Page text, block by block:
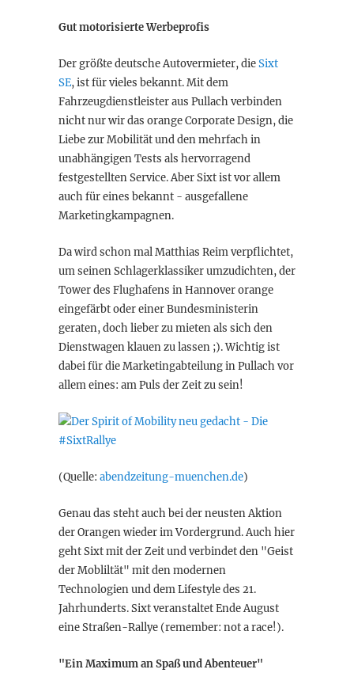
Gut motorisierte Werbeprofis
Der größte deutsche Autovermieter, dieSixt
SE, ist für vieles bekannt. Mit dem
Fahrzeugdienstleister aus Pullach verbinden
nicht nur wir das orange Corporate Design, die
Liebe zur Mobilität und den mehrfach in
unabhängigen Tests als hervorragend
festgestellten Service. Aber Sixt ist vor allem
auch für eines bekannt - ausgefallene
Marketingkampagnen.
Da wird schon mal Matthias Reim verpflichtet,
um seinen Schlagerklassiker umzudichten, der
Tower des Flughafens in Hannover orange
eingefärbt oder einer Bundesministerin
geraten, doch lieber zu mieten als sich den
Dienstwagen klauen zu lassen ;). Wichtig ist
dabei für die Marketingabteilung in Pullach vor
allem eines: am Puls der Zeit zu sein!
(Quelle: abendzeitung-muenchen.de)
Genau das steht auch bei der neusten Aktion
der Orangen wieder im Vordergrund. Auch hier
geht Sixt mit der Zeit und verbindet den "Geist
der Mobliltät" mit den modernen
Technologien und dem Lifestyle des 21.
Jahrhunderts. Sixt veranstaltet Ende August
eine Straßen-Rallye (remember: not a race!).
"Ein Maximum an Spaß und Abenteuer"